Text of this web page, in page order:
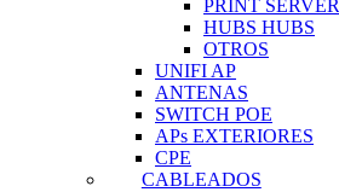
PRINT SERVER
HUBS HUBS
OTROS
UNIFI AP
ANTENAS
SWITCH POE
APs EXTERIORES
CPE
CABLEADOS